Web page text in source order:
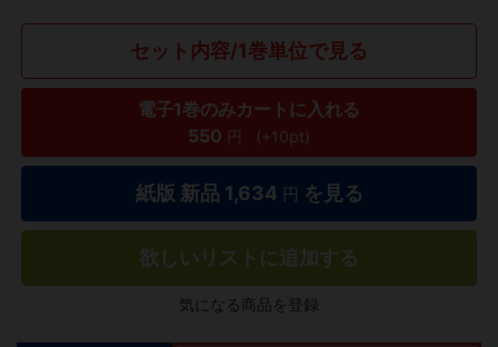
セット内容/1巻単位で見る
電子1巻のみカートに入れる
550 円 (+10pt)
紙版 新品 1,634 円 を見る
欲しいリストに追加する
気になる商品を登録